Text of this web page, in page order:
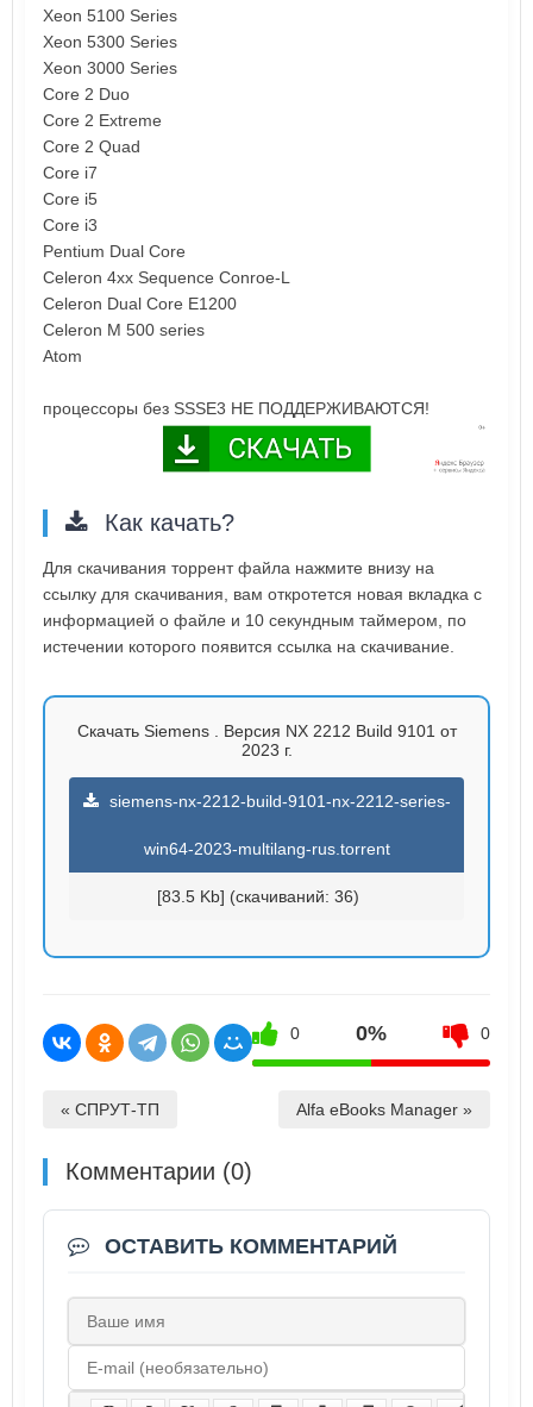
Xeon 5100 Series
Xeon 5300 Series
Xeon 3000 Series
Core 2 Duo
Core 2 Extreme
Core 2 Quad
Core i7
Core i5
Core i3
Pentium Dual Core
Celeron 4xx Sequence Conroe-L
Celeron Dual Core E1200
Celeron M 500 series
Atom
процессоры без SSSE3 НЕ ПОДДЕРЖИВАЮТСЯ!
Как качать?
Для скачивания торрент файла нажмите внизу на
ссылку для скачивания, вам откротется новая вкладка с
информацией о файле и 10 секундным таймером, по
истечении которого появится ссылка на скачивание.
Скачать Siemens . Версия NX 2212 Build 9101 от
2023 г.
siemens-nx-2212-build-9101-nx-2212-series-
win64-2023-multilang-rus.torrent
[83.5 Kb] (cкачиваний: 36)
0 0% 0
« СПРУТ-ТП Alfa eBooks Manager »
Комментарии (0)
ОСТАВИТЬ КОММЕНТАРИЙ